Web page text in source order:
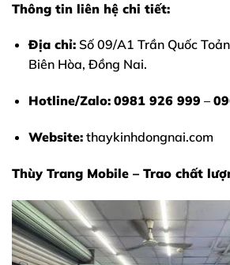
Thông tin liên hệ chi tiết:
Địa chỉ:Số 09/A1 Trần Quốc
Biên Hòa, Đồng Nai.
Hotline/Zalo: 0981 926 999 –
Website: thaykinhdongnai.com
Thùy Trang Mobile – Trao chất